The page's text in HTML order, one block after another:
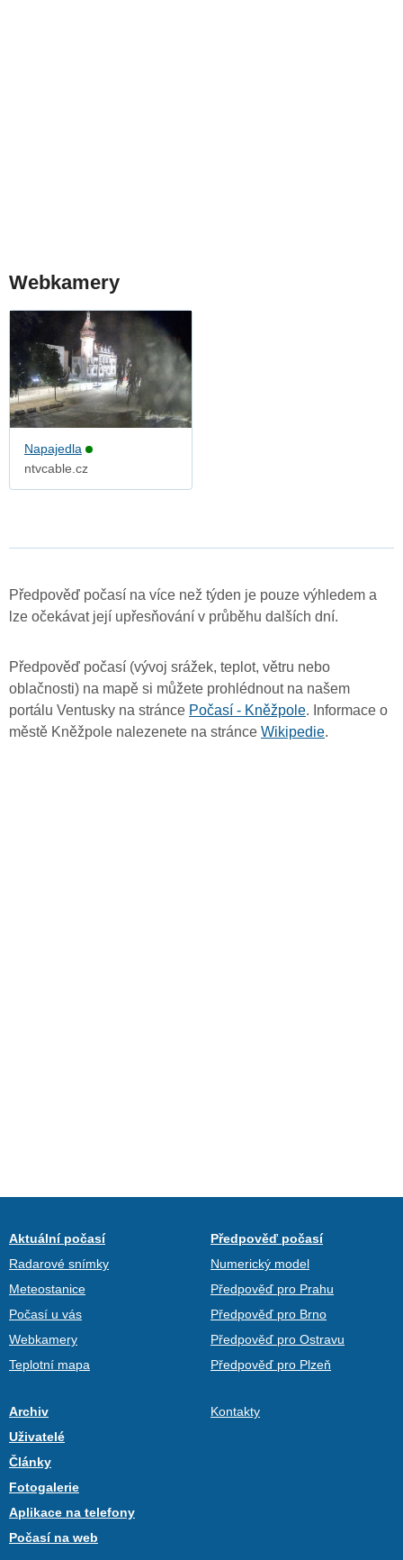
Webkamery
Napajedla
ntvcable.cz
Předpověď počasí na více než týden je pouze výhledem a
lze očekávat její upřesňování v průběhu dalších dní.
Předpověď počasí (vývoj srážek, teplot, větru nebo
oblačnosti) na mapě si můžete prohlédnout na našem
portálu Ventusky na stránce Počasí - Kněžpole. Informace o
městě Kněžpole nalezenete na stránce Wikipedie.
Aktuální počasí
Radarové snímky
Meteostanice
Počasí u vás
Webkamery
Teplotní mapa
Předpověď počasí
Numerický model
Předpověď pro Prahu
Předpověď pro Brno
Předpověď pro Ostravu
Předpověď pro Plzeň
Archiv
Uživatelé
Články
Fotogalerie
Aplikace na telefony
Počasí na web
Kontakty